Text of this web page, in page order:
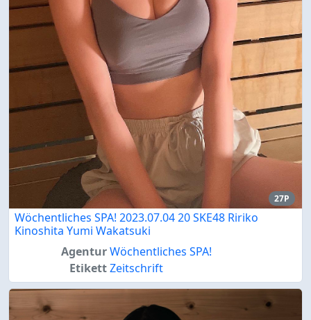
27P
Wöchentliches SPA! 2023.07.04 20 SKE48 Ririko
Kinoshita Yumi Wakatsuki
AgenturWöchentliches SPA!
EtikettZeitschrift